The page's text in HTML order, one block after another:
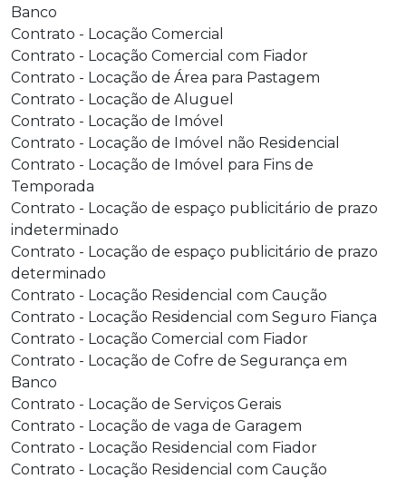
Banco
Contrato - Locação Comercial
Contrato - Locação Comercial com Fiador
Contrato - Locação de Área para Pastagem
Contrato - Locação de Aluguel
Contrato - Locação de Imóvel
Contrato - Locação de Imóvel não Residencial
Contrato - Locação de Imóvel para Fins de
Temporada
Contrato - Locação de espaço publicitário de prazo
indeterminado
Contrato - Locação de espaço publicitário de prazo
determinado
Contrato - Locação Residencial com Caução
Contrato - Locação Residencial com Seguro Fiança
Contrato - Locação Comercial com Fiador
Contrato - Locação de Cofre de Segurança em
Banco
Contrato - Locação de Serviços Gerais
Contrato - Locação de vaga de Garagem
Contrato - Locação Residencial com Fiador
Contrato - Locação Residencial com Caução